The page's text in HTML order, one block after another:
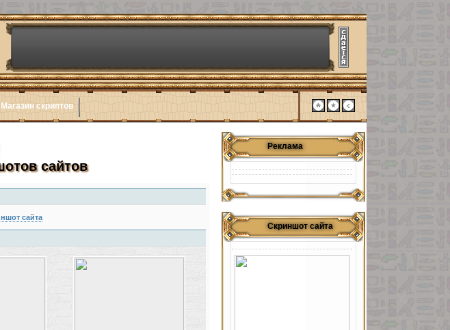
Магазин скриптов
Реклама
Скриншот сайта
сайтов
сайта